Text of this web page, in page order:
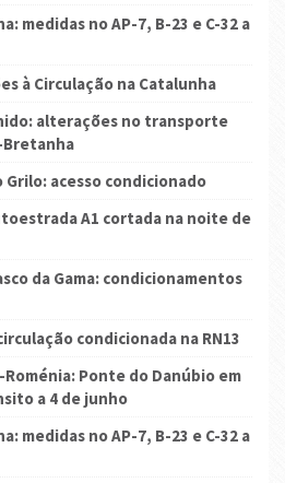
medidas no AP-7, B-23 e C-32 a
à Circulação na Catalunha
alterações no transporte
Bretanha
Grilo: acesso condicionado
A1 cortada na noite de
da Gama: condicionamentos
condicionada na RN13
Ponte do Danúbio em
a 4 de junho
medidas no AP-7, B-23 e C-32 a